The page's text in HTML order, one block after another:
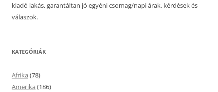
kiadó lakás, garantáltan jó egyéni csomag/napi árak, kérdések és
válaszok.
KATEGÓRIÁK
Afrika (78)
Amerika (186)